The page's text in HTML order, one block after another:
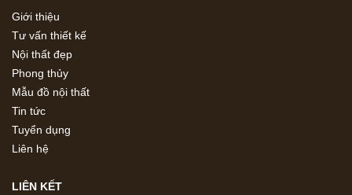
Giới thiệu
Tư vấn thiết kế
Nội thất đẹp
Phong thủy
Mẫu đồ nội thất
Tin tức
Tuyển dụng
Liên hệ
LIÊN KẾT